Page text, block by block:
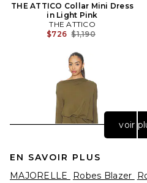
THE ATTICO Collar Mini Dress
in Light Pink
THE ATTICO
$726 Prix Avant Réduction:
$1,190
voir
EN SAVOIR PLUS
MAJORELLE
Robes Blazer